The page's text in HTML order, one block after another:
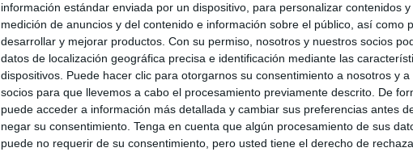
información estándar enviada por un dispositivo, para personalizar contenidos y
medición de anuncios y del contenido e información sobre el público, así como
desarrollar y mejorar productos. Con su permiso, nosotros y nuestros socios
datos de localización geográfica precisa e identificación mediante las
dispositivos. Puede hacer clic para otorgarnos su consentimiento a nosotros y a
socios para que llevemos a cabo el procesamiento previamente descrito. De
puede acceder a información más detallada y cambiar sus preferencias antes
negar su consentimiento. Tenga en cuenta que algún procesamiento de sus
puede no requerir de su consentimiento, pero usted tiene el derecho de